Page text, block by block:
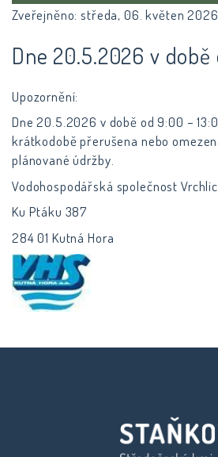
Zveřejněno: středa, 06. květen
Dne 20.5.2026 v
Upozornění:
Dne 20.5.2026 v době od 9:00 –
krátkodobě přerušena nebo
plánované údržby.
Vodohospodářská společnost
Ku Ptáku 387
284 01 Kutná Hora